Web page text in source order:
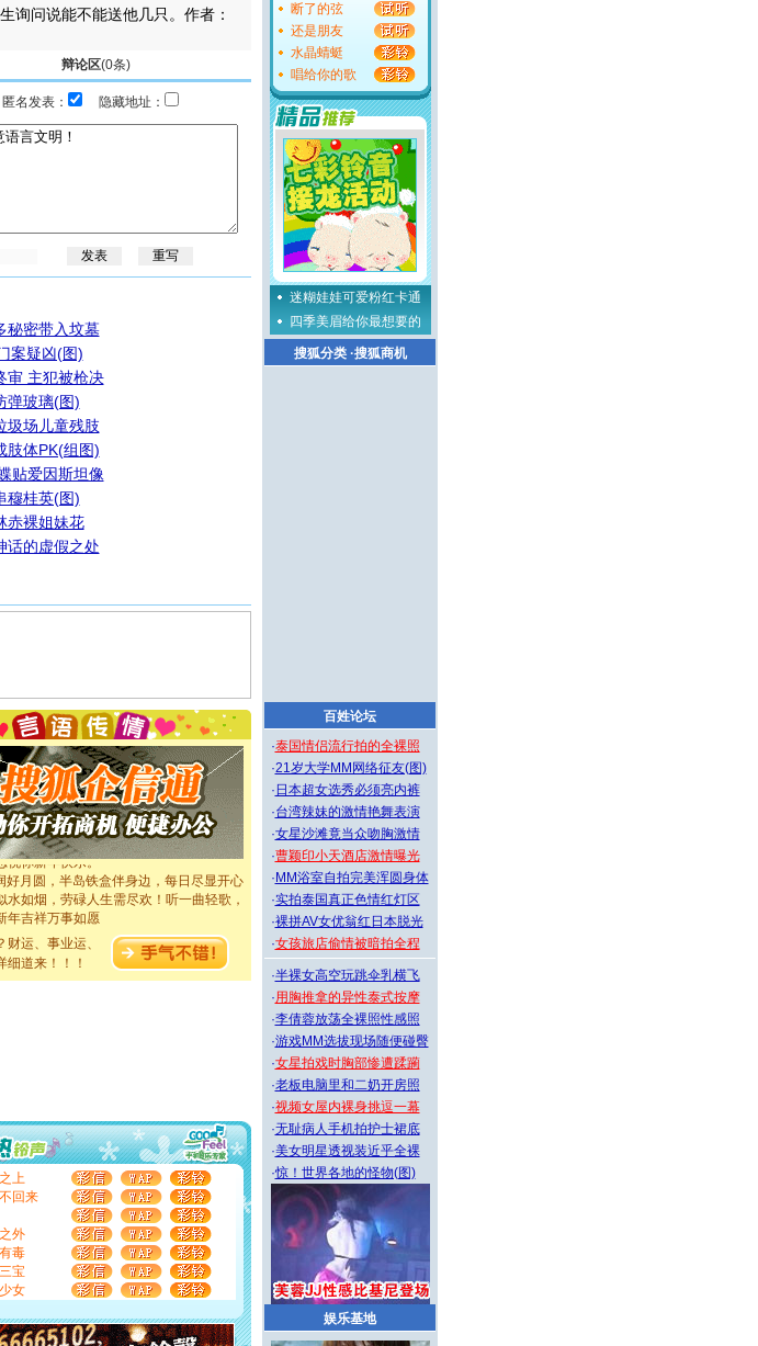
询问说能不能送他几只。作者：
辩论区(0条)
名发表： 隐藏地址：
秘密带入坟墓
案疑凶(图)
审 主犯被枪决
弹玻璃(图)
圾场儿童残肢
肢体PK(组图)
贴爱因斯坦像
穆桂英(图)
赤裸姐妹花
话的虚假之处
了，想想没什么送给你的，又不打算给
样的日子才会想起你,而是这样的日子才
会触电；看不到你我要充电；没有你我会
职业，想你是我事业，抱你是我特长，吻
晶之恋祝你新年快乐
我许三个愿望，一是今生今世和你在一
世和你在一起；三是三生三世和你不再分
你新年快乐
扭头离去那一刻，你在我身后无助地哭
明白我多么爱你。我转身抱住你：这猪不
祝你新年快乐。
好月圆，半岛铁盒伴身边，每日尽显开心
水如烟，劳碌人生需尽欢！听一曲轻歌，
年吉祥万事如愿
草有四片叶子：第一片叶子是信仰，第二
第三片叶子是爱情，第四片叶子是幸运。
，愿你新年快乐！
到了，想想没什么送给你的，又不打算给
会触电；看不到你我要充电；没有你我会
职业，想你是我事业，抱你是我特长，吻
晶之恋祝你新年快乐
让我许三个愿望，一是今生今世和你在一
世和你在一起；三是三生三世和你不再分
你新年快乐
心扭头离去那一刻，你在我身后无助地哭
明白我多么爱你。我转身抱住你：这猪不
祝你新年快乐。
好月圆，半岛铁盒伴身边，每日尽显开心
水如烟，劳碌人生需尽欢！听一曲轻歌，
年吉祥万事如愿
运、事业运、
细道来！！！
上
回来
外
毒
宝
女
断了的弦
还是朋友
水晶蜻蜓
唱给你的歌
迷糊娃娃可爱粉红卡通
四季美眉给你最想要的
搜狐分类·搜狐商机
百姓论坛
·泰国情侣流行拍的全裸照
·21岁大学MM网络征友(图)
· 日本超女选秀必须亮内裤
·台湾辣妹的激情艳舞表演
·女星沙滩竟当众吻胸激情
·曹颖印小天酒店激情曝光
· MM浴室自拍完美浑圆身体
·实拍泰国真正色情红灯区
·裸拼AV女优翁红日本脱光
·女孩旅店偷情被暗拍全程
·半裸女高空玩跳伞乳横飞
·用胸推拿的异性泰式按摩
·李倩蓉放荡全裸照性感照
·游戏MM选拔现场随便碰臀
·女星拍戏时胸部惨遭蹂躏
·老板电脑里和二奶开房照
·视频女屋内裸身挑逗一幕
·无耻病人手机拍护士裙底
·美女明星透视装近乎全裸
·惊！世界各地的怪物(图)
娱乐基地